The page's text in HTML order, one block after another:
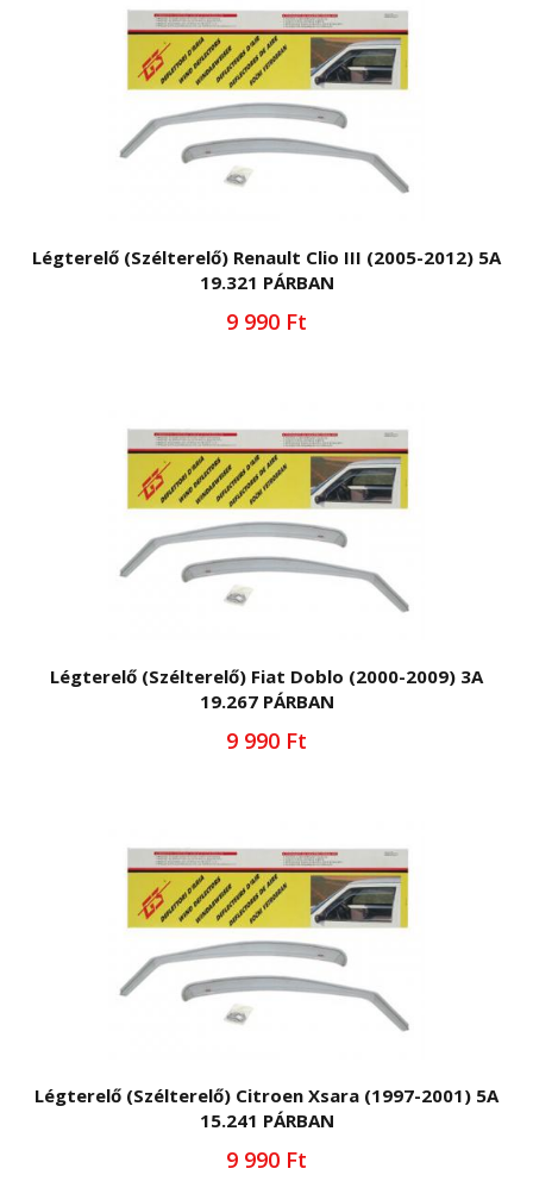
Légterelő (Szélterelő) Renault Clio III (2005-2012) 5A
19.321 PÁRBAN
9 990 Ft
Légterelő (Szélterelő) Fiat Doblo (2000-2009) 3A
19.267 PÁRBAN
9 990 Ft
Légterelő (Szélterelő) Citroen Xsara (1997-2001) 5A
15.241 PÁRBAN
9 990 Ft